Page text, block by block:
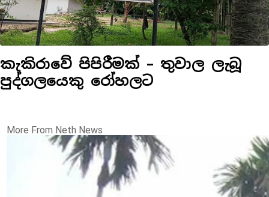
කැකිරාවේ පිපිරීමක් – තුවාල ලැබූ
පුද්ගලයෙකු රෝහලට
More From Neth News